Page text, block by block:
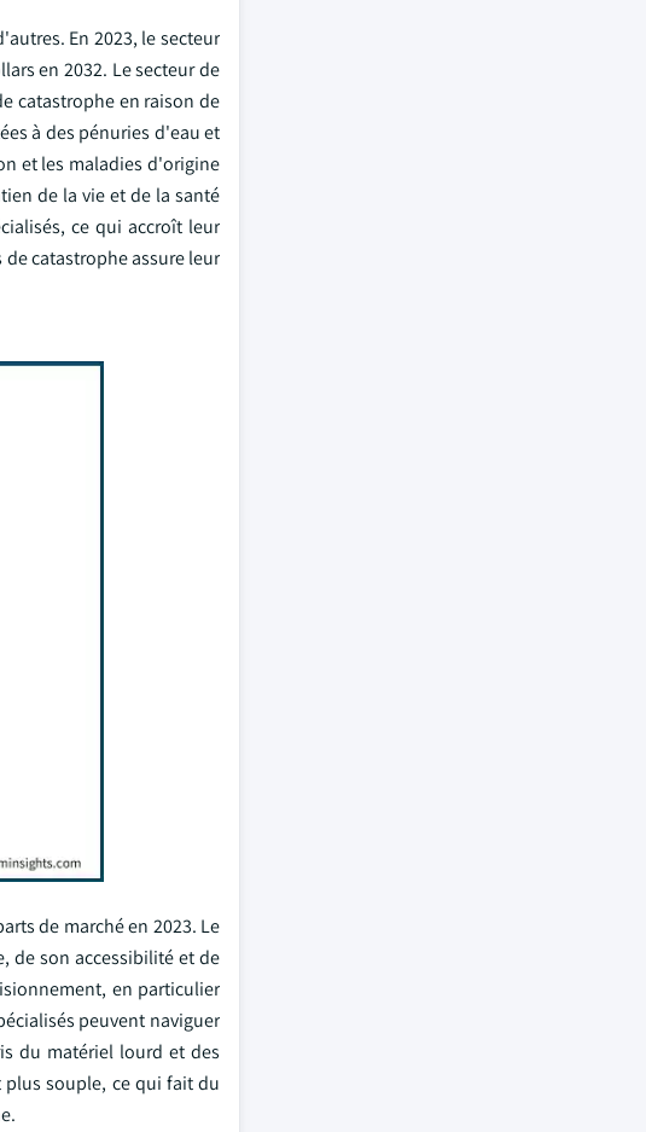
En 2023, le secteur
en 2032. Le secteur de
catastrophe en raison de
à des pénuries d'eau et
et les maladies d'origine
de la vie et de la santé
ce qui accroît leur
catastrophe assure leur
de marché en 2023. Le
de son accessibilité et de
en particulier
peuvent naviguer
du matériel lourd et des
souple, ce qui fait du